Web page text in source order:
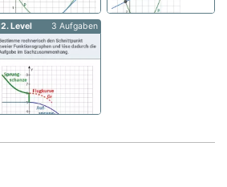
Level 3 Aufgaben